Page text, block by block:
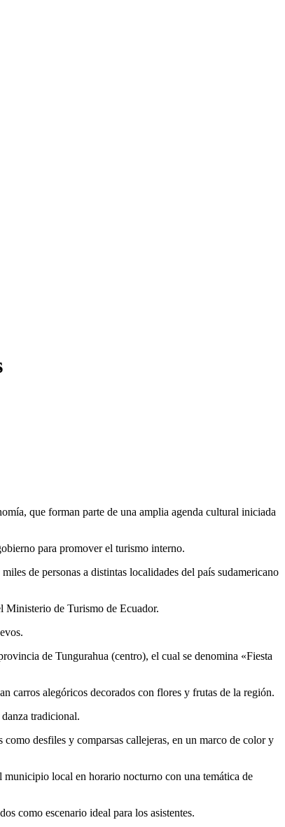
que forman parte de una amplia agenda cultural iniciada
para promover el turismo interno.
de personas a distintas localidades del país sudamericano
Ministerio de Turismo de Ecuador.
de Tungurahua (centro), el cual se denomina «Fiesta
carros alegóricos decorados con flores y frutas de la región.
tradicional.
desfiles y comparsas callejeras, en un marco de color y
local en horario nocturno con una temática de
como escenario ideal para los asistentes.